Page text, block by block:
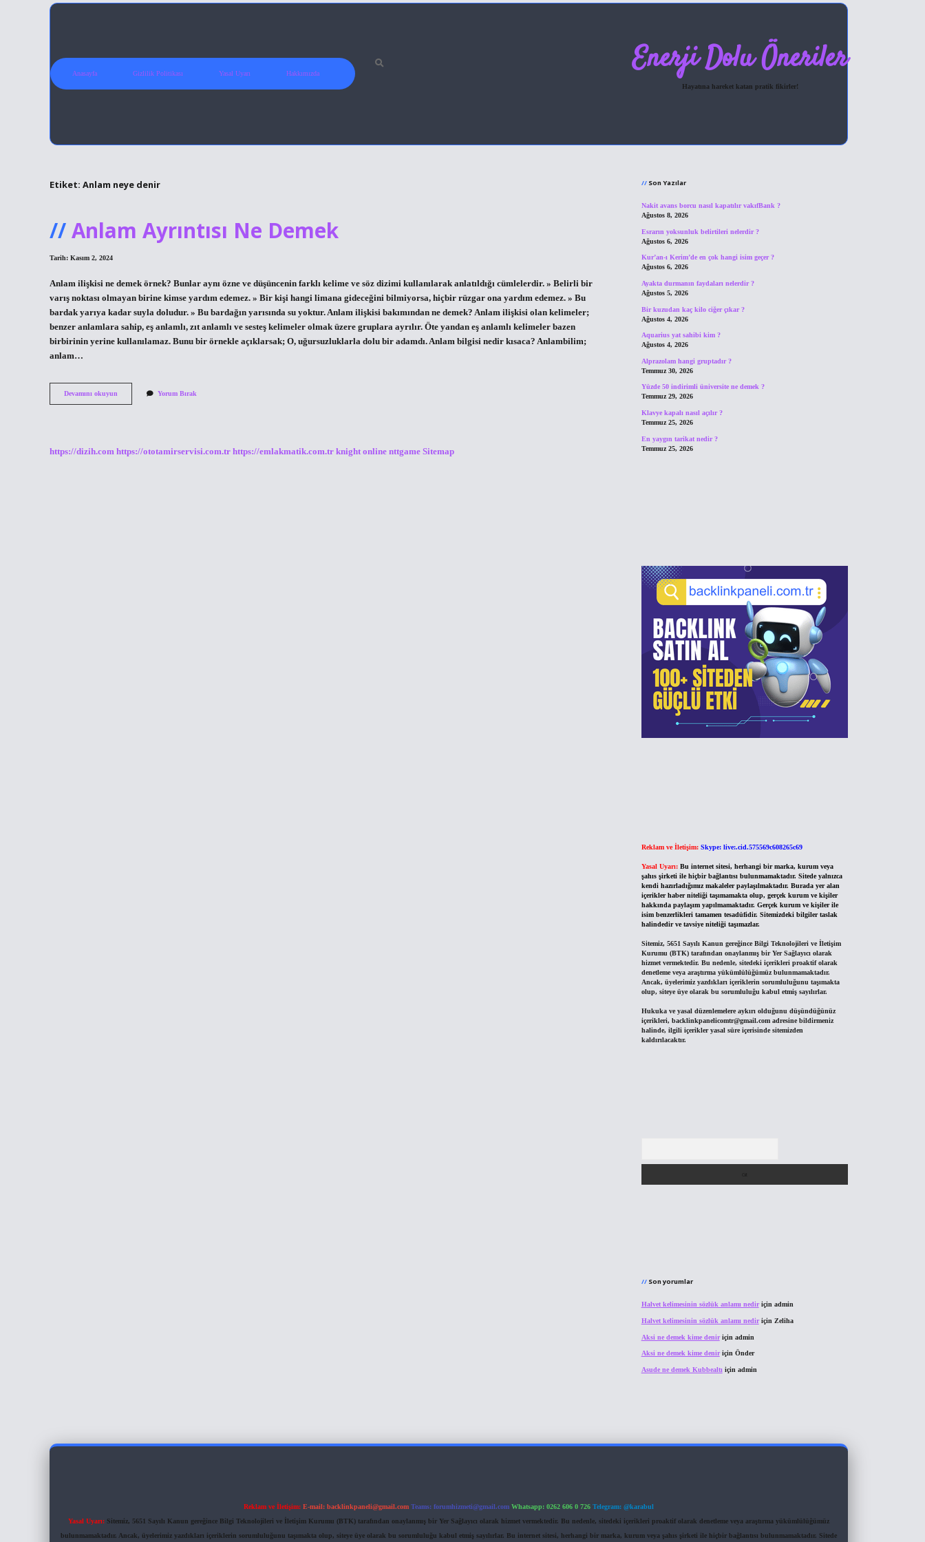
Anasayfa Gizlilik Politikası Yasal Uyarı Hakkımızda Enerji Dolu Öneriler
Hayatına hareket katan pratik fikirler!
Etiket: Anlam neye denir
Anlam Ayrıntısı Ne Demek
Tarih: Kasım 2, 2024
Anlam ilişkisi ne demek örnek? Bunlar aynı özne ve düşüncenin farklı kelime ve söz dizimi kullanılarak anlatıldığı cümlelerdir. » Belirli bir
varış noktası olmayan birine kimse yardım edemez. » Bir kişi hangi limana gideceğini bilmiyorsa, hiçbir rüzgar ona yardım edemez. » Bu
bardak yarıya kadar suyla doludur. » Bu bardağın yarısında su yoktur. Anlam ilişkisi bakımından ne demek? Anlam ilişkisi olan kelimeler;
benzer anlamlara sahip, eş anlamlı, zıt anlamlı ve sesteş kelimeler olmak üzere gruplara ayrılır. Öte yandan eş anlamlı kelimeler bazen
birbirinin yerine kullanılamaz. Bunu bir örnekle açıklarsak; O, uğursuzluklarla dolu bir adamdı. Anlam bilgisi nedir kısaca? Anlambilim;
anlam…
Devamını okuyun
Ayrıntısı
Yorum Bırak
https://dizih.com https://ototamirservisi.com.tr https://emlakmatik.com.tr knight online nttgame Sitemap
Son Yazılar
Nakit avans borcu nasıl kapatılır vakıfBank ?
Ağustos 8, 2026
Esrarın yoksunluk belirtileri nelerdir ?
Ağustos 6, 2026
Kur’an-ı Kerim’de en çok hangi isim geçer ?
Ağustos 6, 2026
Ayakta durmanın faydaları nelerdir ?
Ağustos 5, 2026
Bir kuzudan kaç kilo ciğer çıkar ?
Ağustos 4, 2026
Aquarius yat sahibi kim ?
Ağustos 4, 2026
Alprazolam hangi gruptadır ?
Temmuz 30, 2026
Yüzde 50 indirimli üniversite ne demek ?
Temmuz 29, 2026
Klavye kapalı nasıl açılır ?
Temmuz 25, 2026
En yaygın tarikat nedir ?
Temmuz 25, 2026
Reklam ve İletişim: Skype: live:.cid.575569c608265c69
Yasal Uyarı: Bu internet sitesi, herhangi bir marka, kurum veya
şahıs şirketi ile hiçbir bağlantısı bulunmamaktadır. Sitede yalnızca
kendi hazırladığımız makaleler paylaşılmaktadır. Burada yer alan
içerikler haber niteliği taşımamakta olup, gerçek kurum ve kişiler
hakkında paylaşım yapılmamaktadır. Gerçek kurum ve kişiler ile
isim benzerlikleri tamamen tesadüfidir. Sitemizdeki bilgiler taslak
halindedir ve tavsiye niteliği taşımazlar.
Sitemiz, 5651 Sayılı Kanun gereğince Bilgi Teknolojileri ve İletişim
Kurumu (BTK) tarafından onaylanmış bir Yer Sağlayıcı olarak
hizmet vermektedir. Bu nedenle, sitedeki içerikleri proaktif olarak
denetleme veya araştırma yükümlülüğümüz bulunmamaktadır.
Ancak, üyelerimiz yazdıkları içeriklerin sorumluluğunu taşımakta
olup, siteye üye olarak bu sorumluluğu kabul etmiş sayılırlar.
Hukuka ve yasal düzenlemelere aykırı olduğunu düşündüğünüz
içerikleri, backlinkpanelicomtr@gmail.comadresine bildirmeniz
halinde, ilgili içerikler yasal süre içerisinde sitemizden
kaldırılacaktır.
Son yorumlar
Halvet kelimesinin sözlük anlamı nediriçin admin
Halvet kelimesinin sözlük anlamı nediriçin Zeliha
Aksi ne demek kime deniriçin admin
Aksi ne demek kime deniriçin Önder
Asude ne demek Kubbealtı için admin
Reklam ve İletişim: E-mail: backlinkpaneli@gmail.com Teams: forumhizmeti@gmail.com Whatsapp: 0262 606 0 726 Telegram: @karabul
Yasal Uyarı: Sitemiz, 5651 Sayılı Kanun gereğince Bilgi Teknolojileri ve İletişim Kurumu (BTK) tarafından onaylanmış bir Yer Sağlayıcı olarak hizmet vermektedir. Bu nedenle, sitedeki içerikleri proaktif olarak denetleme veya araştırma yükümlülüğümüz
bulunmamaktadır. Ancak, üyelerimiz yazdıkları içeriklerin sorumluluğunu taşımakta olup, siteye üye olarak bu sorumluluğu kabul etmiş sayılırlar. Bu internet sitesi, herhangi bir marka, kurum veya şahıs şirketi ile hiçbir bağlantısı bulunmamaktadır. Sitede